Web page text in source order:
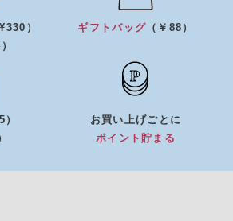
¥330）
ギフトバッグ （￥88）
）
お買い上げごとに
ポイント貯まる